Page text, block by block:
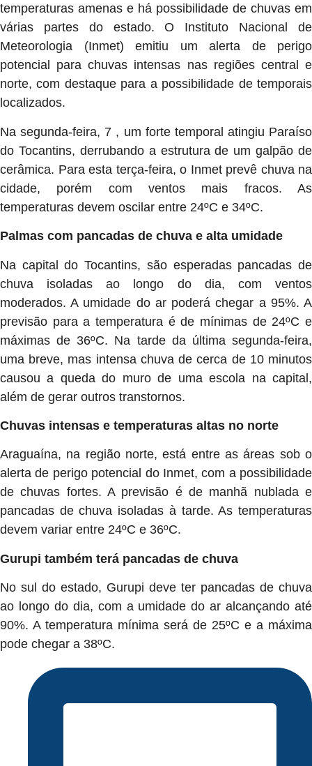
temperaturas amenas e há possibilidade de chuvas em
várias partes do estado. O Instituto Nacional de
Meteorologia (Inmet) emitiu um alerta de perigo
potencial para chuvas intensas nas regiões central e
norte, com destaque para a possibilidade de temporais
localizados.
Na segunda-feira, 7 , um forte temporal atingiu Paraíso
do Tocantins, derrubando a estrutura de um galpão de
cerâmica. Para esta terça-feira, o Inmet prevê chuva na
cidade, porém com ventos mais fracos. As
temperaturas devem oscilar entre 24ºC e 34ºC.
Palmas com pancadas de chuva e alta umidade
Na capital do Tocantins, são esperadas pancadas de
chuva isoladas ao longo do dia, com ventos
moderados. A umidade do ar poderá chegar a 95%. A
previsão para a temperatura é de mínimas de 24ºC e
máximas de 36ºC. Na tarde da última segunda-feira,
uma breve, mas intensa chuva de cerca de 10 minutos
causou a queda do muro de uma escola na capital,
além de gerar outros transtornos.
Chuvas intensas e temperaturas altas no norte
Araguaína, na região norte, está entre as áreas sob o
alerta de perigo potencial do Inmet, com a possibilidade
de chuvas fortes. A previsão é de manhã nublada e
pancadas de chuva isoladas à tarde. As temperaturas
devem variar entre 24ºC e 36ºC.
Gurupi também terá pancadas de chuva
No sul do estado, Gurupi deve ter pancadas de chuva
ao longo do dia, com a umidade do ar alcançando até
90%. A temperatura mínima será de 25ºC e a máxima
pode chegar a 38ºC.